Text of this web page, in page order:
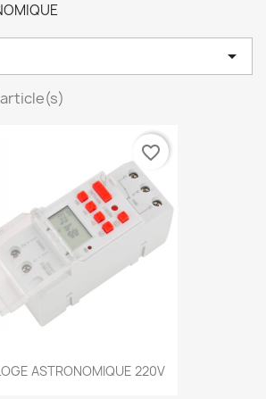

article(s)
ASTRONOMIQUE 220V
favorite_border